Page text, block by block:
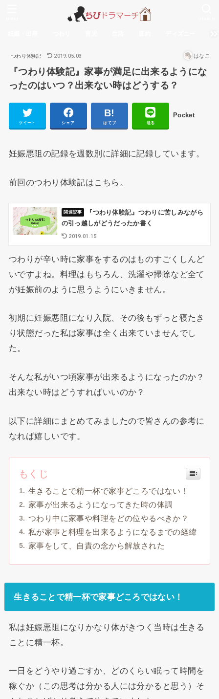
つわり体験記 2019.05.03 はなこ
『つわり体験記』家事が満足に出来るようにな
ったのはいつ？出来ない時はどうする？
ツイート シェア はてブ 送る
Pocket
妊娠悪阻の記録を週数別に詳細に記録しています。
前回のつわり体験記はこちら。
『つわり体験記』つわりに苦しみながら
の引っ越しがどうだったか書く
2019.01.15
つわりが辛い時に家事をするのはものすごくしんど
いですよね。料理はもちろん、洗濯や掃除など全て
が妊娠前のように思うようにいきません。
初期に妊娠悪阻になり入院、その後もずっと寝たき
り状態だった私は家事は全く出来ていませんでし
た。
そんな私がいつ頃家事が出来るようになったのか？
出来ない時はどうすればいいのか？
以下に詳細にまとめてみましたので皆さんの参考に
なれば嬉しいです。
もくじ
生きることで精一杯で家事どころではない！
家事が出来るようになってきた時の体調
つわり中に家事や料理をどの位やるべきか？
私が家事と料理を出来るようになるまでの経緯
家事をして、自責の念から解放された
生きることで精一杯で家事どころではない！
私は妊娠悪阻になりかなり体がきつく当時は生きる
ことに精一杯。
一日をどうやり過ごすか、どのくらい眠って時間を
稼ぐか（この思考は分かる人には分かると思う）そ